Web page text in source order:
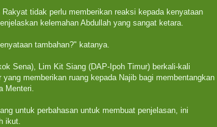
tidak perlu memberikan reaksi kepada kenyataan
kelemahan Abdullah yang sangat ketara.
tambahan?" katanya.
Sena), Lim Kit Siang (DAP-Ipoh Timur) berkali-kali
memberikan ruang kepada Najib bagi membentangkan
Menteri.
untuk perbahasan untuk membuat penjelasan, ini
ikut.